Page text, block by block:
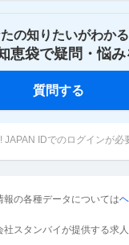
の知りたいがわかる
恵袋で疑問・悩み
質問する
JAPAN IDでのログインが必
の各種データについては
スタンバイが提供する求